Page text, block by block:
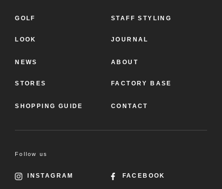
GOLF STAFF STYLING
LOOK JOURNAL
NEWS ABOUT
STORES FACTORY BASE
SHOPPING GUIDE CONTACT
Follow us
INSTAGRAM FACEBOOK